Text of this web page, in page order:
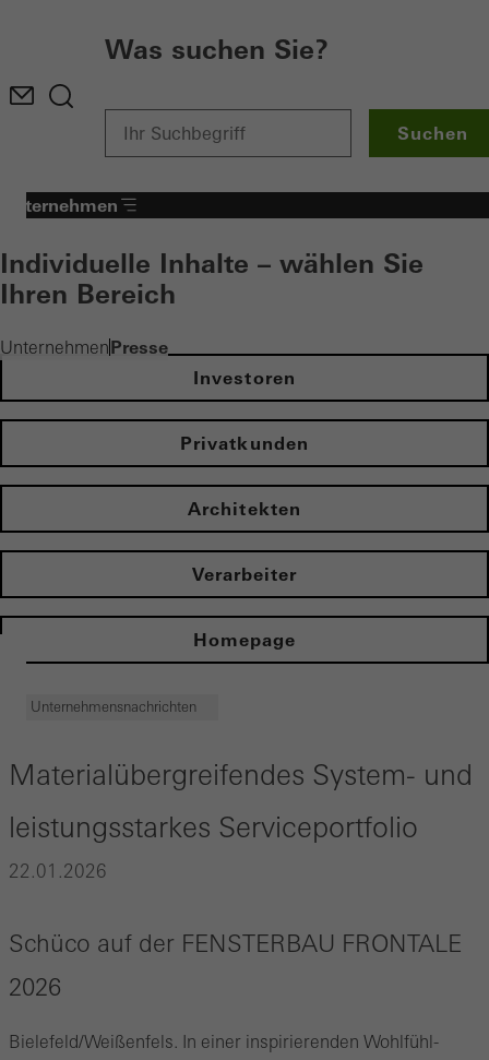
Was suchen Sie?
Suchen
UnternehmenPresse
Unternehmen
Individuelle Inhalte – wählen Sie
Ihren Bereich
Investoren
Privatkunden
Architekten
Verarbeiter
Homepage
Unternehmensnachrichten
Materialübergreifendes System- und
leistungsstarkes Serviceportfolio
22.01.2026
Schüco auf der FENSTERBAU FRONTALE
2026
Bielefeld/Weißenfels. In einer inspirierenden Wohlfühl-